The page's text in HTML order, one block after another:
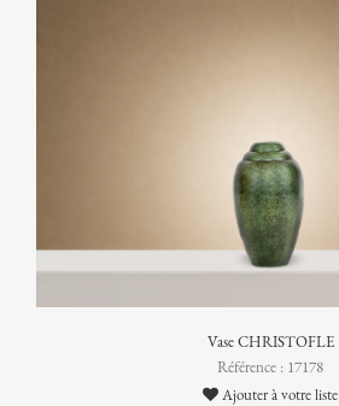
Vase CHRISTOFLE
Référence : 17178
Ajouter à votre liste